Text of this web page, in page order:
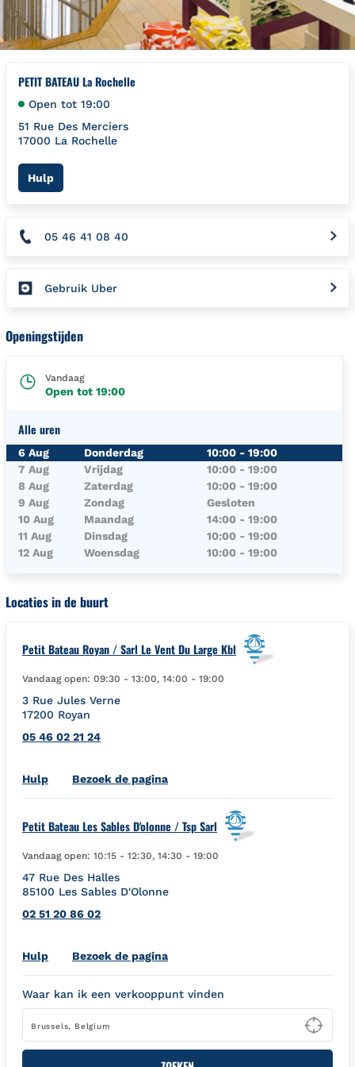
PETIT BATEAU La Rochelle
Open tot 19:00
51 Rue Des Merciers
17000 La Rochelle
HulpLink Opens in New Tab
05 46 41 08 40
Gebruik Uber
Openingstijden
Vandaag
Open tot 19:00
Alle uren
Dag van de WeekUren
6 Aug Donderdag 10:00 - 19:00
7 Aug
Vrijdag 10:00 - 19:00
8 Aug
Zaterdag 10:00 - 19:00
9 Aug
Zondag
Gesloten
10 Aug
Maandag 14:00 - 19:00
11 Aug
Dinsdag 10:00 - 19:00
12 Aug
Woensdag 10:00 - 19:00
Locaties in de buurt
Petit Bateau Royan / Sarl Le Vent Du Large Kbl
Vandaag open: 09:30 - 13:00, 14:00 - 19:00
3 Rue Jules Verne
17200 Royan
05 46 02 21 24
HulpLink Opens in New Tab
Bezoek de pagina
Petit Bateau Les Sables D'olonne / Tsp Sarl
Vandaag open: 10:15 - 12:30, 14:30 - 19:00
47 Rue Des Halles
85100 Les Sables D'Olonne
02 51 20 86 02
HulpLink Opens in New Tab
Bezoek de pagina
Waar kan ik een verkooppunt vinden